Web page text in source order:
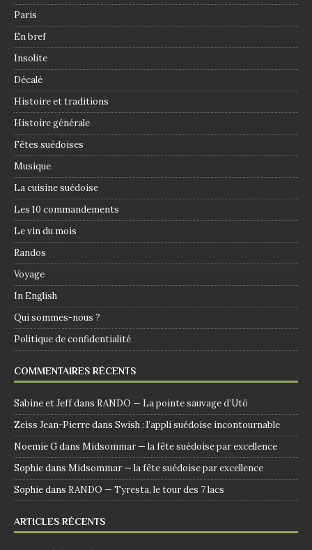
Paris
En bref
Insolite
Décalé
Histoire et traditions
Histoire générale
Fêtes suédoises
Musique
La cuisine suédoise
Les 10 commandements
Le vin du mois
Randos
Voyage
In English
Qui sommes-nous ?
Politique de confidentialité
COMMENTAIRES RÉCENTS
Sabine et Jeffdans RANDO — La pointe sauvage d’Utö
Zeiss Jean-Pierredans Swish : l’appli suédoise incontournable
Noemie Gdans Midsommar — la fête suédoise par excellence
Sophiedans Midsommar — la fête suédoise par excellence
Sophiedans RANDO — Tyresta, le tour des 7 lacs
ARTICLES RÉCENTS